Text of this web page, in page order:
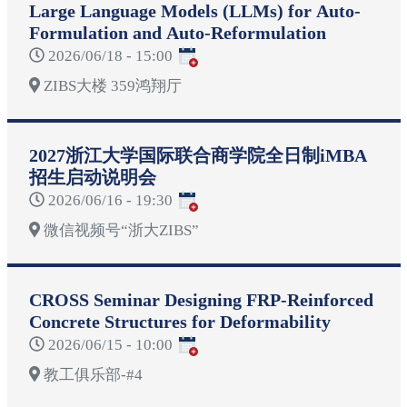
Large Language Models (LLMs) for Auto-
Formulation and Auto-Reformulation
2026/06/18 - 15:00
ZIBS大楼 359鸿翔厅
2027浙江大学国际联合商学院全日制iMBA
招生启动说明会
2026/06/16 - 19:30
微信视频号“浙大ZIBS”
CROSS Seminar Designing FRP-Reinforced
Concrete Structures for Deformability
2026/06/15 - 10:00
教工俱乐部-#4